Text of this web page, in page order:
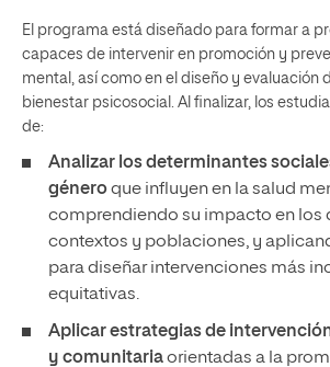
El programa está diseñado para formar a
capaces de intervenir en promoción y
mental, así como en el diseño y evaluación
bienestar psicosocial. Al finalizar, los
de:
Analizar los determinantes
géneroque influyen en la salud
comprendiendo su impacto en los
contextos y poblaciones, y
para diseñar intervenciones más
equitativas.
Aplicarestrategias de
y comunitariaorientadas a la